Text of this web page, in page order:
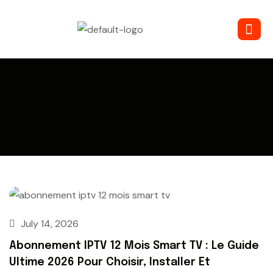
July 14, 2026
Abonnement IPTV 12 Mois Smart TV : Le Guide
Ultime 2026 Pour Choisir, Installer Et